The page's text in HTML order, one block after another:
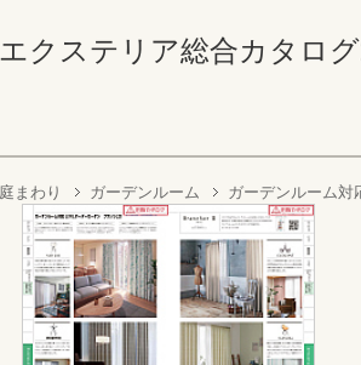
エクステリア総合カタロ
庭まわり ガーデンルーム ガーデンルーム対